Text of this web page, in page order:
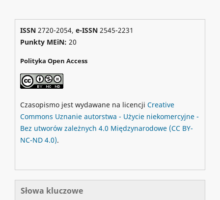
ISSN2720-2054, e-ISSN2545-2231
Punkty MEiN: 20
Polityka Open Access
Czasopismo jest wydawane na licencji Creative
Commons Uznanie autorstwa - Użycie niekomercyjne -
Bez utworów zależnych 4.0 Międzynarodowe (CC BY-
NC-ND 4.0).
Słowa kluczowe